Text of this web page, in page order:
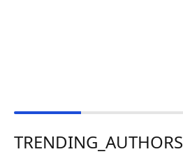
TRENDING_AUTHORS